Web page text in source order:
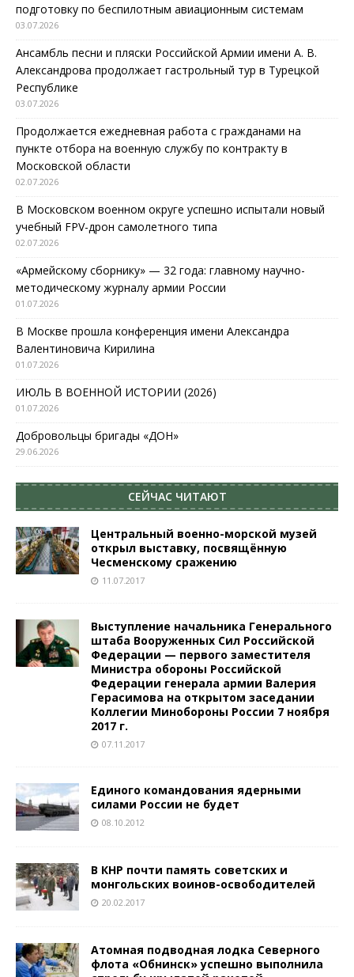
подготовку по беспилотным авиационным системам
03.07.2026
Ансамбль песни и пляски Российской Армии имени А. В.
Александрова продолжает гастрольный тур в Турецкой
Республике
03.07.2026
Продолжается ежедневная работа с гражданами на
пункте отбора на военную службу по контракту в
Московской области
02.07.2026
В Московском военном округе успешно испытали новый
учебный FPV-дрон самолетного типа
02.07.2026
«Армейскому сборнику» — 32 года: главному научно-
методическому журналу армии России
01.07.2026
В Москве прошла конференция имени Александра
Валентиновича Кирилина
01.07.2026
ИЮЛЬ В ВОЕННОЙ ИСТОРИИ (2026)
01.07.2026
Добровольцы бригады «ДОН»
29.06.2026
СЕЙЧАС ЧИТАЮТ
Центральный военно-морской музей
открыл выставку, посвящённую
Чесменскому сражению
11.07.2017
Выступление начальника Генерального
штаба Вооруженных Сил Российской
Федерации — первого заместителя
Министра обороны Российской
Федерации генерала армии Валерия
Герасимова на открытом заседании
Коллегии Минобороны России 7 ноября
2017 г.
07.11.2017
Единого командования ядерными
силами России не будет
08.10.2012
В КНР почти память советских и
монгольских воинов-освободителей
20.02.2017
Атомная подводная лодка Северного
флота «Обнинск» успешно выполнила